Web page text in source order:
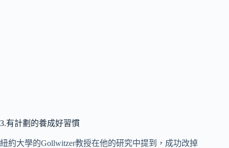
3.有計劃的養成好習慣
紐約大學的Gollwitzer教授在他的研究中提到，成功改掉